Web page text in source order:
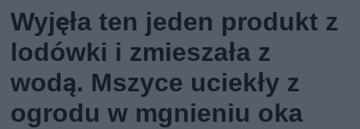
Wyjęła ten jeden produkt z
lodówki i zmieszała z
wodą. Mszyce uciekły z
ogrodu w mgnieniu oka